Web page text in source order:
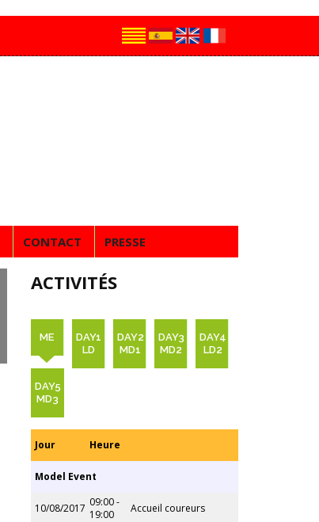
CONTACT PRESSE
ACTIVITÉS
ME
DAY1
LD
DAY2
MD1
DAY3
MD2
DAY4
LD2
DAY5
MD3
Jour Heure
Model Event
10/08/2017 09:00 -
19:00
Accueil coureurs